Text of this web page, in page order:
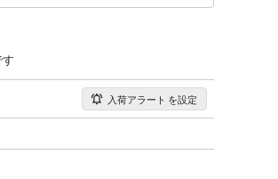
入荷アラート を設定